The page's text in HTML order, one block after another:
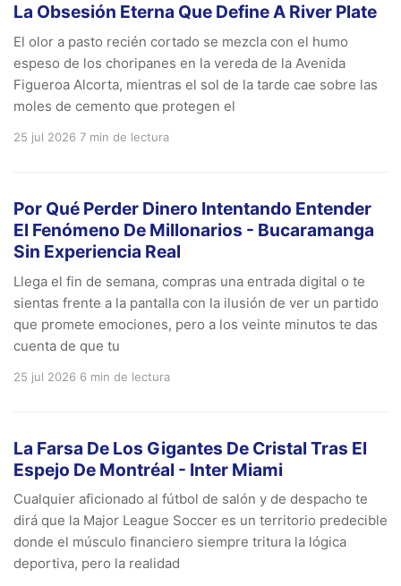
La Obsesión Eterna Que Define A River Plate
El olor a pasto recién cortado se mezcla con el humo
espeso de los choripanes en la vereda de la Avenida
Figueroa Alcorta, mientras el sol de la tarde cae sobre las
moles de cemento que protegen el
25 jul 2026 7 min de lectura
Por Qué Perder Dinero Intentando Entender
El Fenómeno De Millonarios - Bucaramanga
Sin Experiencia Real
Llega el fin de semana, compras una entrada digital o te
sientas frente a la pantalla con la ilusión de ver un partido
que promete emociones, pero a los veinte minutos te das
cuenta de que tu
25 jul 2026 6 min de lectura
La Farsa De Los Gigantes De Cristal Tras El
Espejo De Montréal - Inter Miami
Cualquier aficionado al fútbol de salón y de despacho te
dirá que la Major League Soccer es un territorio predecible
donde el músculo financiero siempre tritura la lógica
deportiva, pero la realidad